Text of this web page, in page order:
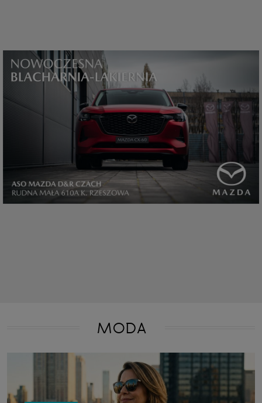
funkcjonowanie plików cookies itp. oraz jak usunąć takie pliki z Twojego
urządzenia.
Twoje uprawnienia
Przysługują Ci następujące uprawnienia wobec Twoich danych i ich
przetwarzania przez nas, inne podmioty z Grupy SAGIER i Zaufanych
1. Jeśli udzieliłeś zgody na przetwarzanie danych możesz ją w każdej
chwili wycofać (cofnięcie zgody oczywiście nie uchyli zgodności z prawem
przetwarzania już dokonanego na jej podstawie);
2. Masz również prawo żądania dostępu do Twoich danych osobowych, ich
sprostowania, usunięcia lub ograniczenia przetwarzania, prawo do
przeniesienia danych, wyrażenia sprzeciwu wobec przetwarzania danych
oraz prawo do wniesienia skargi do organu nadzorczego, którym w Polsce
jest Prezes Urzędu Ochrony Danych Osobowych.
Pod tym adresem
znajdziesz dodatkowe informacje dotyczące przetwarzania danych i
Twoich uprawnień.
MODA